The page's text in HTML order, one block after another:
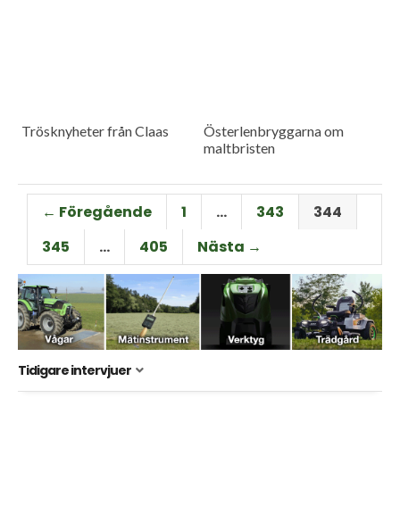
Trösknyheter från Claas
Österlenbryggarna om
maltbristen
← Föregående 1 … 343
344
345
… 405 Nästa →
Tidigare intervjuer